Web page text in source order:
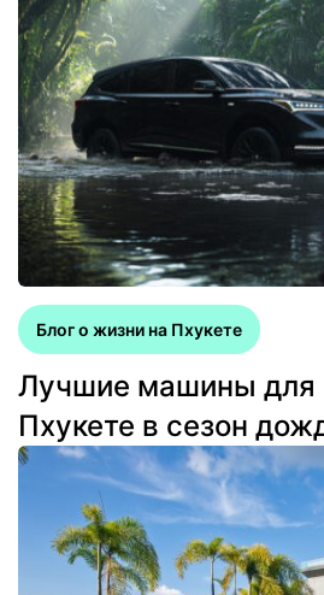
Блог о жизни на Пхукете
Лучшие машины для
Пхукете в сезон